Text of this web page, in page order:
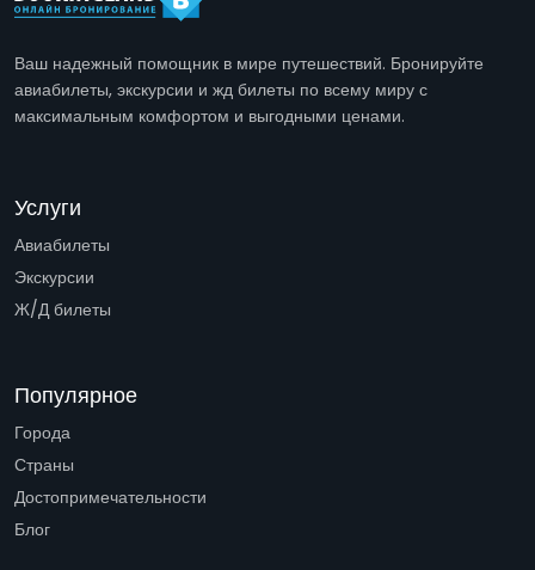
Ваш надежный помощник в мире путешествий. Бронируйте
авиабилеты, экскурсии и жд билеты по всему миру с
максимальным комфортом и выгодными ценами.
Услуги
Авиабилеты
Экскурсии
Ж/Д билеты
Популярное
Города
Страны
Достопримечательности
Блог